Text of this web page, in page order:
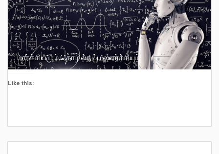
மார்க்சியமும் தொழில்நுட்ப வளர்ச்சியும்
Like this: